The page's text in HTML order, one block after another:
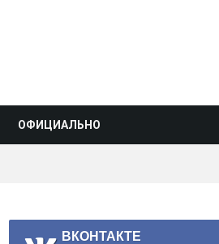
ОФИЦИАЛЬНО
ВКОНТАКТЕ